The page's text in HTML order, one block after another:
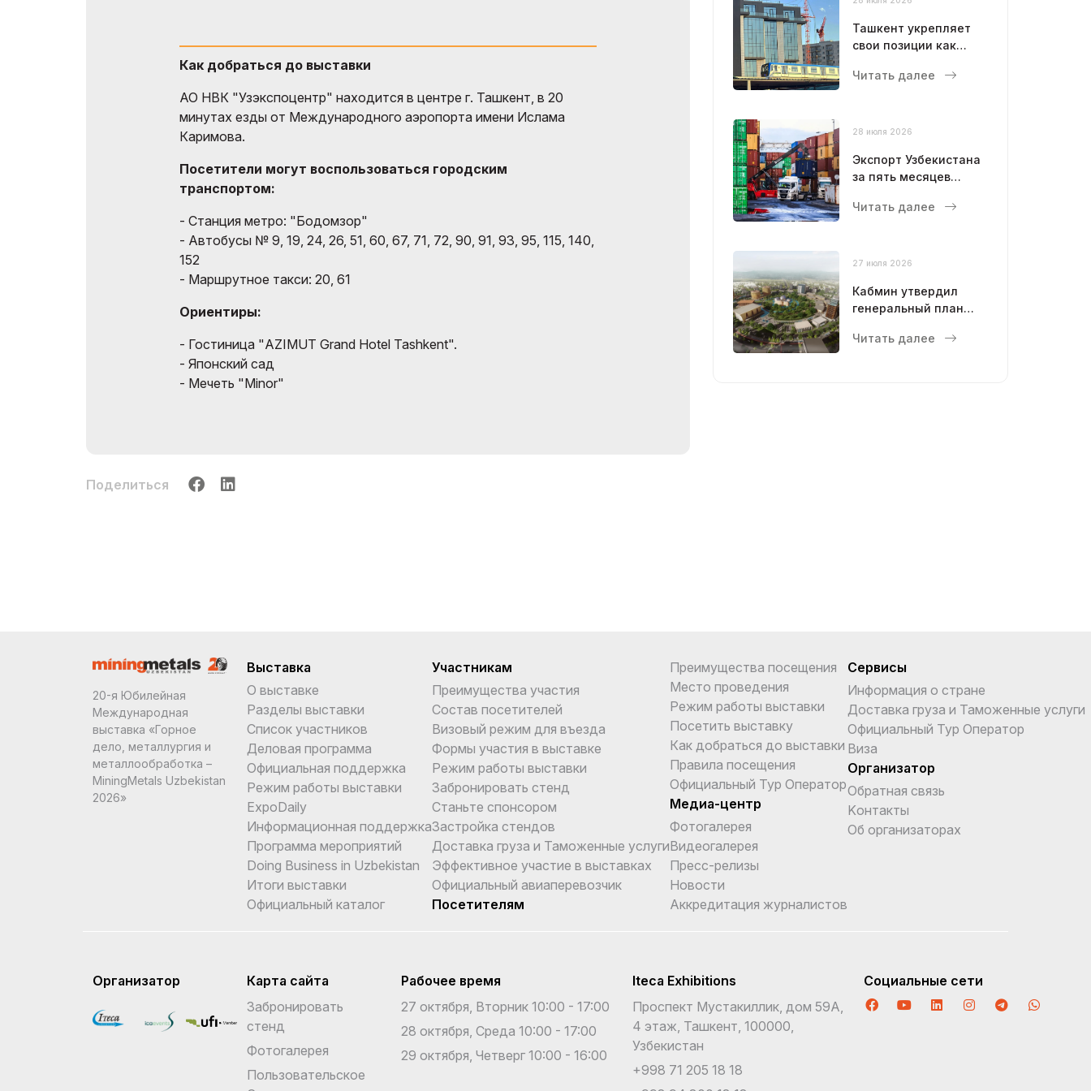
Как добраться до выставки
АО НВК "Узэкспоцентр" находится в центре г. Ташкент, в 20
минутах езды от Международного аэропорта имени Ислама
Каримова.
Посетители могут воспользоваться городским
транспортом:
- Станция метро: "Бодомзор"
- Автобусы № 9, 19, 24, 26, 51, 60, 67, 71, 72, 90, 91, 93, 95, 115, 140,
152
- Маршрутное такси: 20, 61
Ориентиры:
- Гостиница "AZIMUT Grand Hotel Tashkent".
- Японский сад
- Мечеть "Minor"
Поделиться
Ташкент укрепляет
свои позиции как
мегаполис
Читать далее
28 июля 2026
Экспорт Узбекистана
за пять месяцев
долларов
Читать далее
27 июля 2026
Кабмин утвердил
генеральный план
2043 года
Читать далее
20-я Юбилейная
Международная
выставка «Горное
дело, металлургия и
металлообработка –
MiningMetals Uzbekistan
2026»
Выставка
О выставке
Разделы выставки
Список участников
Деловая программа
Официальная поддержка
Режим работы выставки
ExpoDaily
Информационная поддержка
Программа мероприятий
Doing Business in Uzbekistan
Итоги выставки
Официальный каталог
Участникам
Преимущества участия
Состав посетителей
Визовый режим для въезда
Формы участия в выставке
Режим работы выставки
Забронировать стенд
Станьте спонсором
Застройка стендов
Доставка груза и Таможенные услуги
Эффективное участие в выставках
Официальный авиаперевозчик
Посетителям
Преимущества посещения
Место проведения
Режим работы выставки
Посетить выставку
Как добраться до выставки
Правила посещения
Официальный Тур Оператор
Медиа-центр
Фотогалерея
Видеогалерея
Пресс-релизы
Новости
Аккредитация журналистов
Сервисы
Информация о стране
Доставка груза и Таможенные услуги
Официальный Тур Оператор
Виза
Организатор
Обратная связь
Kонтакты
Об организаторах
Организатор
Карта сайта
Забронировать
стенд
Фотогалерея
Пользовательское
Рабочее время
27 октября, Вторник 10:00 - 17:00
28 октября, Среда 10:00 - 17:00
29 октября, Четверг 10:00 - 16:00
Iteca Exhibitions
Проспект Мустакиллик, дом 59А,
4 этаж, Ташкент, 100000,
Узбекистан
+998 71 205 18 18
Социальные сети